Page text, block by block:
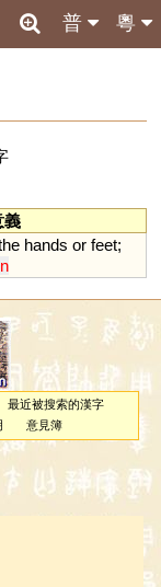
粵
普
義
hands or feet;
最近被搜索的漢字
意見簿